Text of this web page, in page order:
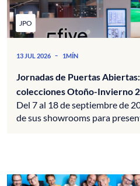
JPO
13 JUL 2026 - 1MÍN
Jornadas de Puertas
colecciones Otoño-Invierno
Del 7 al 18 de septiembre de
de sus showrooms para